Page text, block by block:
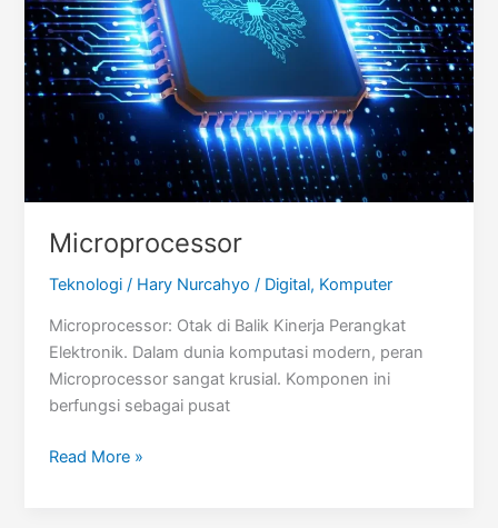
Microprocessor
Teknologi / Hary Nurcahyo / Digital, Komputer
Microprocessor: Otak di Balik Kinerja Perangkat
Elektronik. Dalam dunia komputasi modern, peran
Microprocessor sangat krusial. Komponen ini
berfungsi sebagai pusat
Microprocessor
Read More »